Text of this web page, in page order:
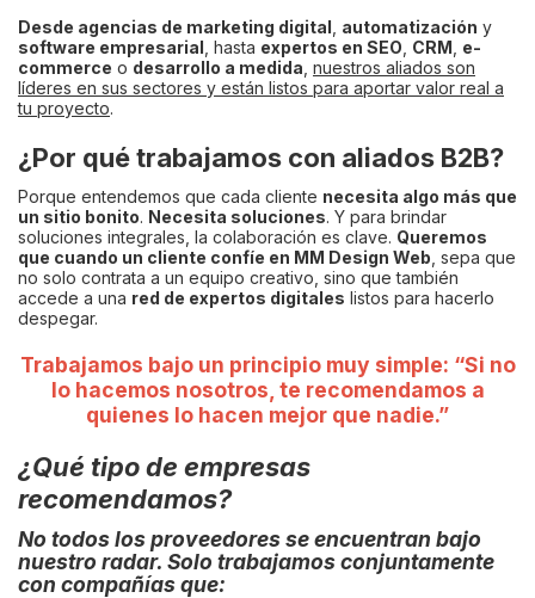
Desde agencias de marketing digital automatización y
software empresarial , hasta expertos en SEO CRM e-
commerce o desarrollo a medida nuestros aliados son
líderes en sus sectores y están listos para aportar valor real a
tu proyecto.
¿Por qué trabajamos con aliados B2B?
Porque entendemos que cada cliente necesita algo más que
un sitio bonito. Necesita soluciones. Y para brindar
soluciones integrales, la colaboración es clave. Queremos
que cuando un cliente confíe en MM Design Web , sepa que
no solo contrata a un equipo creativo, sino que también
accede a una red de expertos digitales listos para hacerlo
despegar.
Trabajamos bajo un principio muy simple: “Si no
lo hacemos nosotros, te recomendamos a
quienes lo hacen mejor que nadie.”
¿Qué tipo de empresas
recomendamos?
No todos los proveedores se encuentran bajo
nuestro radar. Solo trabajamos conjuntamente
con compañías que: